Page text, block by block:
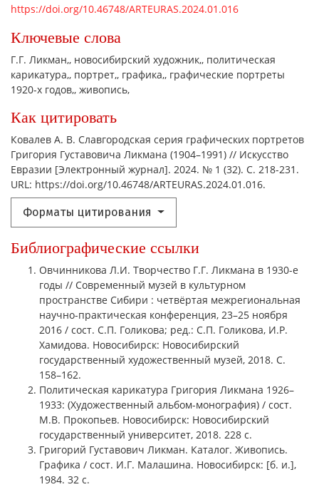
Ключевые слова
Г.Г. Ликман, новосибирский художник, политическая
карикатура, портрет, графика, графические портреты
1920-х годов, живопись,
Как цитировать
Ковалев А. В. Славгородская серия графических портретов
Григория Густавовича Ликмана (1904–1991) // Искусство
Евразии [Электронный журнал]. 2024. № 1 (32). С. 218-231.
URL: https://doi.org/10.46748/ARTEURAS.2024.01.016.
Форматы цитирования
https://doi.org/10.46748/ARTEURAS.2024.01.016
Библиографические ссылки
Овчинникова Л.И. Творчество Г.Г. Ликмана в 1930-е
годы // Современный музей в культурном
пространстве Сибири : четвёртая межрегиональная
научно-практическая конференция, 23–25 ноября
2016 / сост. С.П. Голикова; ред.: С.П. Голикова, И.Р.
Хамидова. Новосибирск: Новосибирский
государственный художественный музей, 2018. С.
158–162.
Политическая карикатура Григория Ликмана 1926–
1933: (Художественный альбом-монография) / сост.
М.В. Прокопьев. Новосибирск: Новосибирский
государственный университет, 2018. 228 с.
Григорий Густавович Ликман. Каталог. Живопись.
Графика / сост. И.Г. Малашина. Новосибирск: [б. и.],
1984. 32 с.